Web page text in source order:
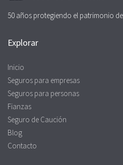
50 años protegiendo el patrimonio
Explorar
Inicio
Seguros para empresas
Seguros para personas
Fianzas
Seguro de Caución
Blog
Contacto